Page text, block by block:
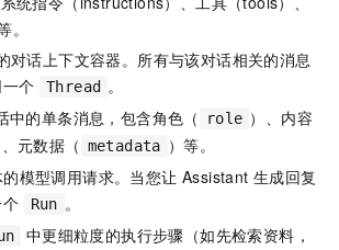
。
对话上下文容器。所有与该对话相关的消息
个
Thread 。
中的单条消息，包含角色（ role ）、内容
元数据（ metadata ）等。
的模型调用请求。当您让 Assistant 生成回复
Run 。
中更细粒度的执行步骤（如先检索资料，